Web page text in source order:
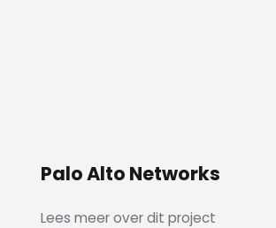
Palo Alto Networks
Lees meer over dit project